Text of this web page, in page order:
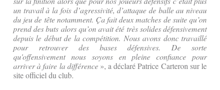
un travail à la fois d’agressivité, d’attaque de balle au niveau
du jeu de tête notamment. Ça fait deux matches de suite qu’on
prend des buts alors qu’on avait été très solides défensivement
depuis le début de la compétition. Nous avons donc travaillé
pour retrouver des bases défensives. De sorte
qu'offensivement nous soyons en pleine confiance pour
arriver à faire la différence», a déclaré Patrice Carteron sur le
site officiel du club.